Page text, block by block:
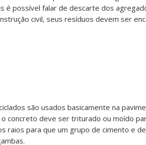
é possível falar de descarte dos
civil, seus resíduos devem ser
são usados basicamente na
concreto deve ser triturado ou moído
raios para que um grupo de cimento e